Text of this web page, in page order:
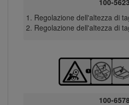
100-5623
Regolazione dell'altezza di
Regolazione dell'altezza di
100-6578